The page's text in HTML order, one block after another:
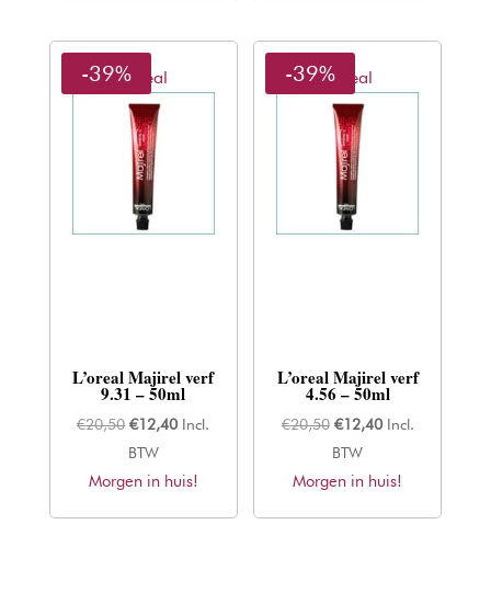
L'oreal
-39%
L’oreal Majirel verf
9.31 – 50ml
€20,50 Oorspronkelijke
prijs
was:
€12,40Huidige
is:
Incl.
BTW
Morgen in huis!
L'oreal
-39%
L’oreal Majirel verf
4.56 – 50ml
€20,50 Oorspronkelijke
prijs
was:
€12,40Huidige
is:
Incl.
BTW
Morgen in huis!